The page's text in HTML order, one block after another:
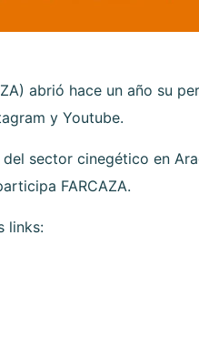
abrió hace un año su
y Youtube.
sector cinegético en
FARCAZA.
links: